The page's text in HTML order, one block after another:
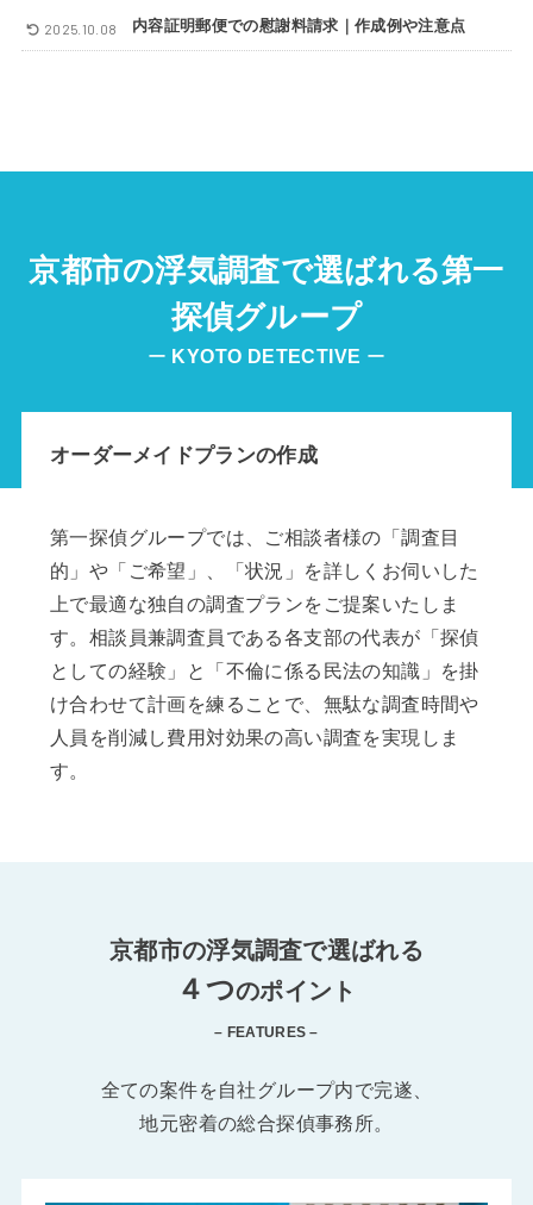
内容証明郵便での慰謝料請求｜作成例や注意点
2025.10.08
京都市の浮気調査で選ばれる第一
探偵グループ
ー KYOTO DETECTIVE ー
オーダーメイドプランの作成
第一探偵グループでは、ご相談者様の「調査目
的」や「ご希望」、「状況」を詳しくお伺いした
上で最適な独自の調査プランをご提案いたしま
す。相談員兼調査員である各支部の代表が「探偵
としての経験」と「不倫に係る民法の知識」を掛
け合わせて計画を練ることで、無駄な調査時間や
人員を削減し費用対効果の高い調査を実現しま
す。
京都市の浮気調査で選ばれる
４つのポイント
– FEATURES –
全ての案件を自社グループ内で完遂、
地元密着の総合探偵事務所。